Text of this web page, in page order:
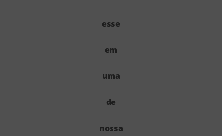
esse
em
uma
de
nossa